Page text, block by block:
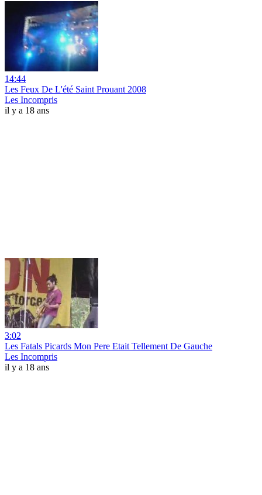
14:44
Les Feux De L'été Saint Prouant 2008
Les Incompris
il y a 18 ans
3:02
Les Fatals Picards Mon Pere Etait Tellement De Gauche
Les Incompris
il y a 18 ans